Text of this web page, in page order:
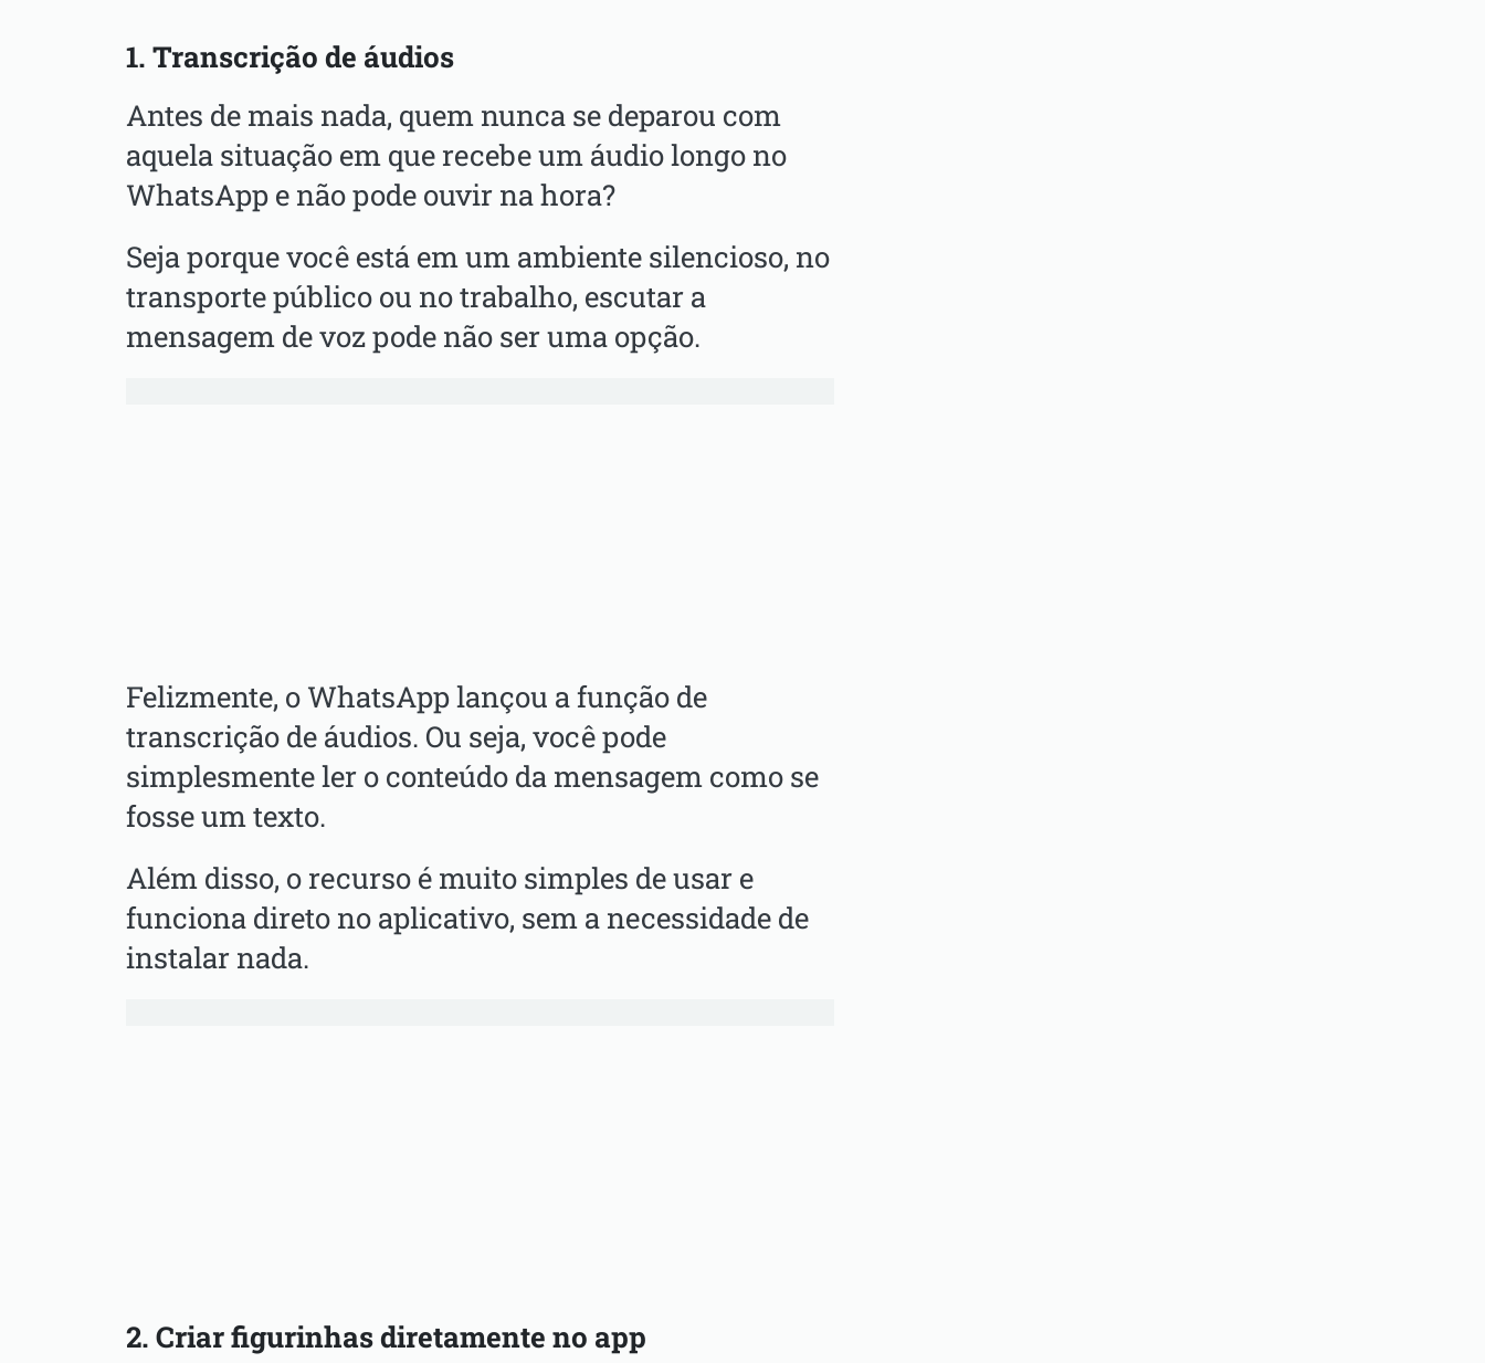
1. Transcrição de áudios
Antes de mais nada, quem nunca se deparou com
aquela situação em que recebe um áudio longo no
WhatsApp e não pode ouvir na hora?
Seja porque você está em um ambiente silencioso, no
transporte público ou no trabalho, escutar a
mensagem de voz pode não ser uma opção.
Felizmente, o WhatsApp lançou a função de
transcrição de áudios. Ou seja, você pode
simplesmente ler o conteúdo da mensagem como se
fosse um texto.
Além disso, o recurso é muito simples de usar e
funciona direto no aplicativo, sem a necessidade de
instalar nada.
2. Criar figurinhas diretamente no app